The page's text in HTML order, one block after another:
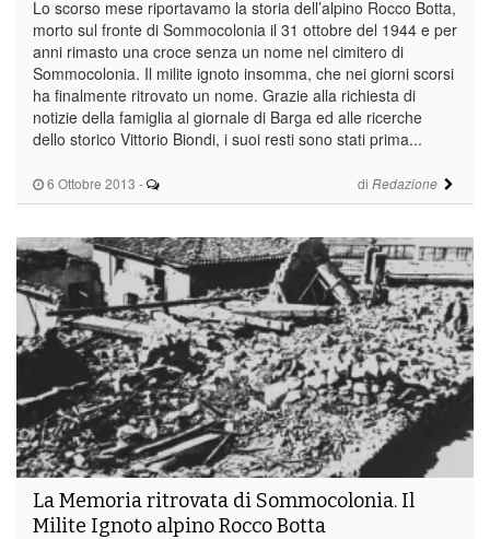
6 Ottobre 2013 - di Redazione
Lo scorso mese riportavamo la storia dell’alpino Rocco Botta,
morto sul fronte di Sommocolonia il 31 ottobre del 1944 e per
anni rimasto una croce senza un nome nel cimitero di
Sommocolonia. Il milite ignoto insomma, che nei giorni scorsi
ha finalmente ritrovato un nome. Grazie alla richiesta di
notizie della famiglia al giornale di Barga ed alle ricerche
dello storico Vittorio Biondi, i suoi resti sono stati prima...
La Memoria ritrovata di Sommocolonia. Il
Milite Ignoto alpino Rocco Botta